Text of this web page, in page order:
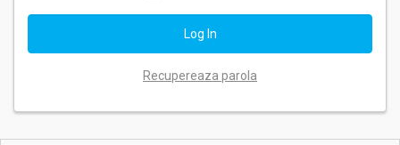
Recupereaza parola